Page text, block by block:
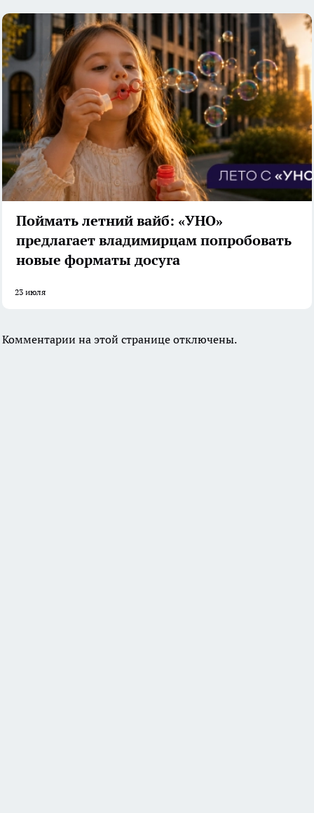
Поймать летний вайб: «УНО»
предлагает владимирцам попробовать
новые форматы досуга
23 июля
Комментарии на этой странице отключены.